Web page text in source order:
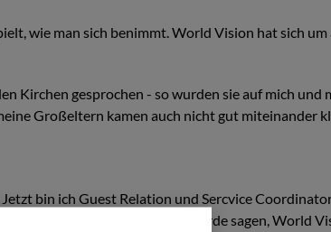
wie man sich benimmt. World Vision hat sich um
Kirchen gesprochen - so wurden sie auf mich und
Großeltern kamen auch nicht gut miteinander
bin ich Guest Relation und Sercvice
keine Zukunft haben. Ich würde sagen, World